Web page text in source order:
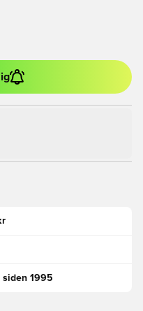
1995